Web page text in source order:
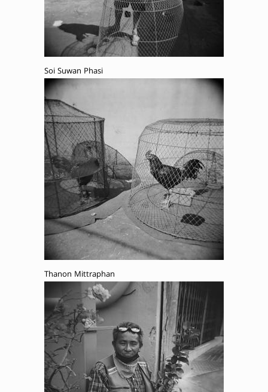
Soi Suwan Phasi
Thanon Mittraphan